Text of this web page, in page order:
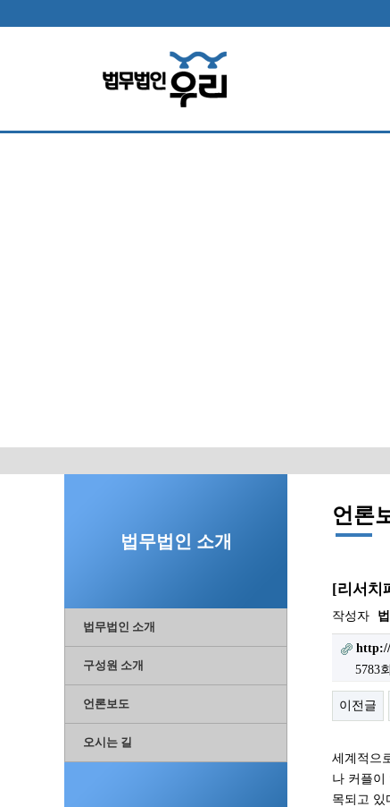
법무법인 소개
법무법인 소개
구성원 소개
언론보도
오시는 길
법무법인
언론
[리서치
작성자
http://
5783
이전글
세계적으
나 커플이
목되고 있